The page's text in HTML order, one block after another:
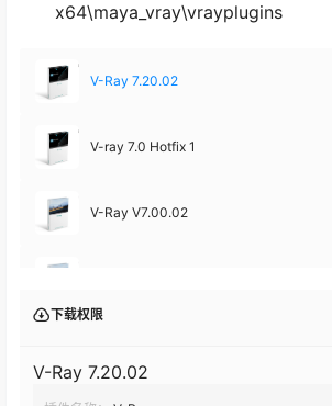
x64\maya_vray\vrayplugins
V-Ray 7.20.02
V-ray 7.0 Hotfix 1
V-Ray V7.00.02
下载权限
V-Ray 7.20.02